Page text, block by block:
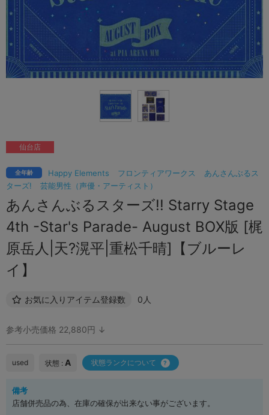
Happy Elements フロンティアワークス
あんさんぶるス
ターズ!
芸能男性（声優・アーティスト）
全年齢
あんさんぶるスターズ!! Starry Stage
4th -Star's Parade- August BOX版 [梶
原岳人|天?滉平|重松千晴]【ブルーレ
イ】
お気に入りアイテム登録数 0人
仙台店
参考小売価格 22,880円 ↓
used 状態 : A 状態ランクについて
備考
店舗併売品の為、在庫の確保が出来ない事がございます。